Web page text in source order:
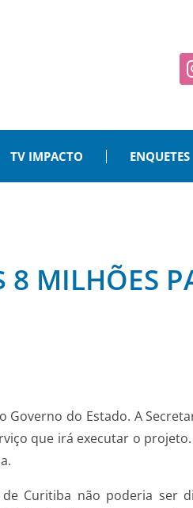
TV IMPACTO ENQUETES
8 MILHÕES
do Estado. A
que irá executar o
Curitiba não poderia ser